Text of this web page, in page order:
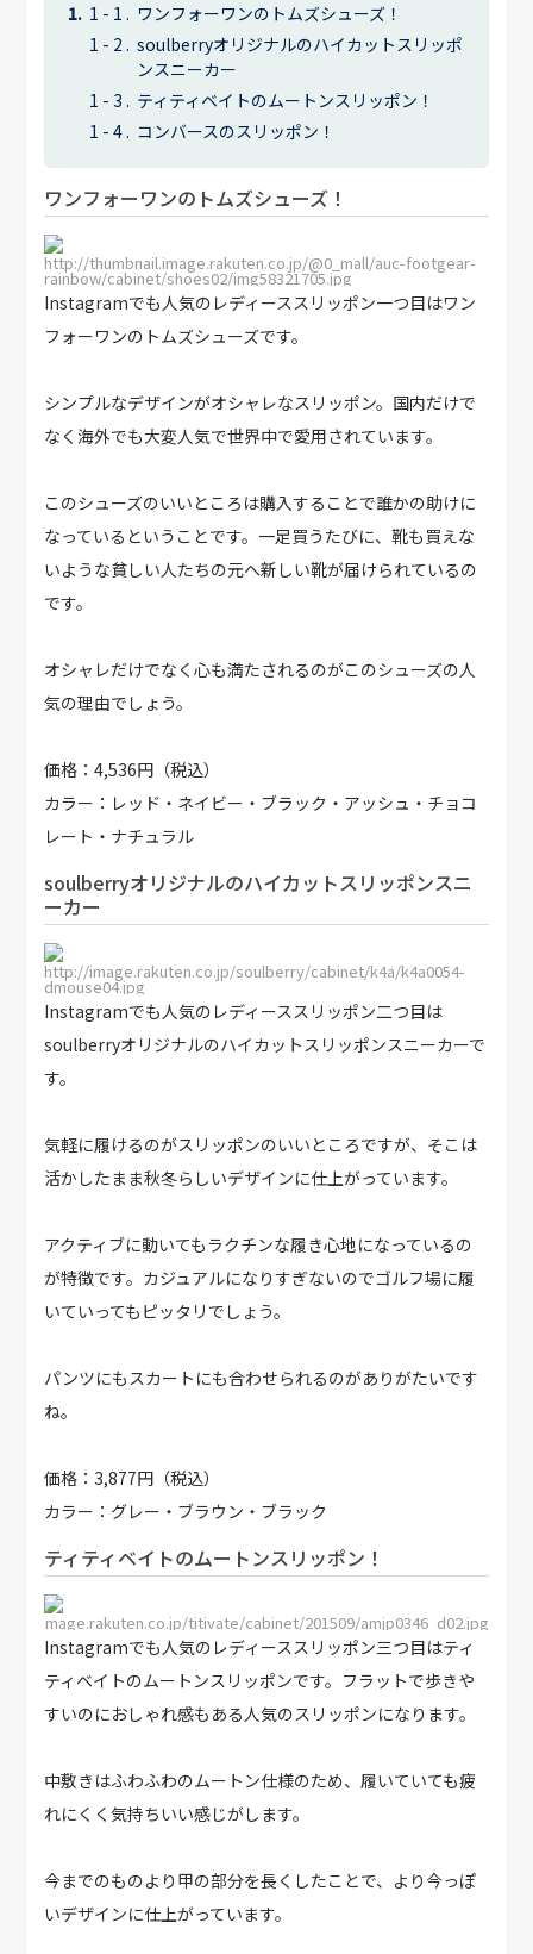
ワンフォーワンのトムズシューズ！
soulberryオリジナルのハイカットスリッポ
ンスニーカー
ティティベイトのムートンスリッポン！
コンバースのスリッポン！
ワンフォーワンのトムズシューズ！
http://thumbnail.image.rakuten.co.jp/@0_mall/auc-footgear-
rainbow/cabinet/shoes02/img58321705.jpg
Instagramでも人気のレディーススリッポン一つ目はワン
フォーワンのトムズシューズです。
シンプルなデザインがオシャレなスリッポン。国内だけで
なく海外でも大変人気で世界中で愛用されています。
このシューズのいいところは購入することで誰かの助けに
なっているということです。一足買うたびに、靴も買えな
いような貧しい人たちの元へ新しい靴が届けられているの
です。
オシャレだけでなく心も満たされるのがこのシューズの人
気の理由でしょう。
価格：4,536円（税込）
カラー：レッド・ネイビー・ブラック・アッシュ・チョコ
レート・ナチュラル
soulberryオリジナルのハイカットスリッポンスニ
ーカー
http://image.rakuten.co.jp/soulberry/cabinet/k4a/k4a0054-
dmouse04.jpg
Instagramでも人気のレディーススリッポン二つ目は
soulberryオリジナルのハイカットスリッポンスニーカーで
す。
気軽に履けるのがスリッポンのいいところですが、そこは
活かしたまま秋冬らしいデザインに仕上がっています。
アクティブに動いてもラクチンな履き心地になっているの
が特徴です。カジュアルになりすぎないのでゴルフ場に履
いていってもピッタリでしょう。
パンツにもスカートにも合わせられるのがありがたいです
ね。
価格：3,877円（税込）
カラー：グレー・ブラウン・ブラック
ティティベイトのムートンスリッポン！
image.rakuten.co.jp/titivate/cabinet/201509/amjp0346_d02.jpg
Instagramでも人気のレディーススリッポン三つ目はティ
ティベイトのムートンスリッポンです。フラットで歩きや
すいのにおしゃれ感もある人気のスリッポンになります。
中敷きはふわふわのムートン仕様のため、履いていても疲
れにくく気持ちいい感じがします。
今までのものより甲の部分を長くしたことで、より今っぽ
いデザインに仕上がっています。